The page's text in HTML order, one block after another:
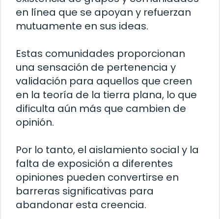
en línea que se apoyan y refuerzan
mutuamente en sus ideas.
Estas comunidades proporcionan
una sensación de pertenencia y
validación para aquellos que creen
en la teoría de la tierra plana, lo que
dificulta aún más que cambien de
opinión.
Por lo tanto, el aislamiento social y la
falta de exposición a diferentes
opiniones pueden convertirse en
barreras significativas para
abandonar esta creencia.